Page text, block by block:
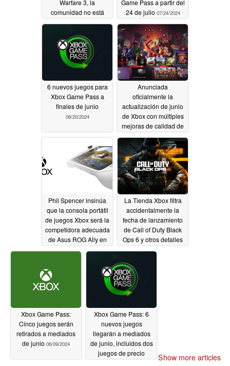
Warfare 3, la
comunidad no está
satisfecha07/25/2024
Game Pass a partir del
24 de julio 07/24/2024
6 nuevos juegos para
Xbox Game Pass a
finales de junio
06/20/2024
Anunciada
oficialmente la
actualización de junio
de Xbox con múltiples
mejoras de calidad de
vida para las
plataformas de juego
en PC, consola y en la
nube06/13/2024
Phil Spencer insinúa
que la consola portátil
de juegos Xbox será la
competidora adecuada
de Asus ROG Ally en
lugar de PlayStation
La Tienda Xbox filtra
accidentalmente la
fecha de lanzamiento
de Call of Duty Black
Ops 6 y otros detalles
06/10/2024
Xbox Game Pass:
Cinco juegos serán
retirados a mediados
de junio 06/09/2024
Xbox Game Pass: 6
nuevos juegos
llegarán a mediados
de junio, incluidos dos
juegos de precio
Show more articles